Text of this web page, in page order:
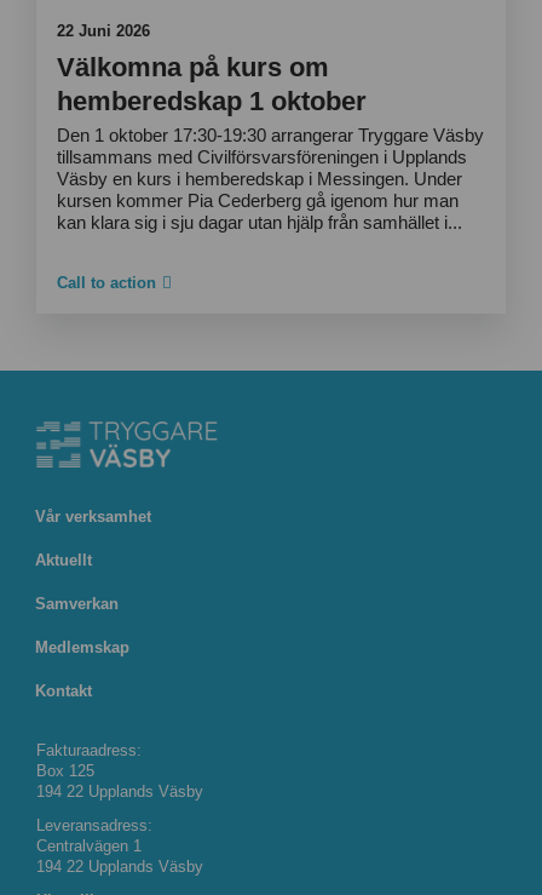
22 Juni 2026
Välkomna på kurs om
hemberedskap 1 oktober
Den 1 oktober 17:30-19:30 arrangerar Tryggare Väsby
tillsammans med Civilförsvarsföreningen i Upplands
Väsby en kurs i hemberedskap i Messingen. Under
kursen kommer Pia Cederberg gå igenom hur man
kan klara sig i sju dagar utan hjälp från samhället i...
Call to action
Vår verksamhet
Aktuellt
Samverkan
Medlemskap
Kontakt
Fakturaadress:
Box 125
194 22 Upplands Väsby
Leveransadress:
Centralvägen 1
194 22 Upplands Väsby